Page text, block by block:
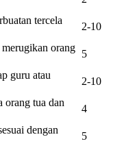
tercela
2-10
orang
5
guru atau
2-10
orang tua dan
4
dengan
5